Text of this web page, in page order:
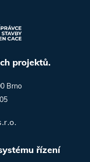
projektů.
Brno
řízení